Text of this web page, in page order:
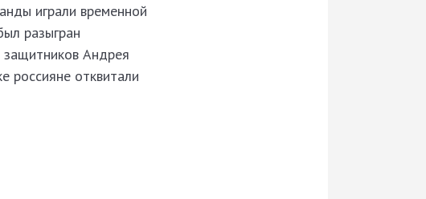
играли временной
разыгран
защитников Андрея
россияне отквитали